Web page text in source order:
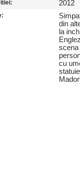
2012
din
la
scena
cu